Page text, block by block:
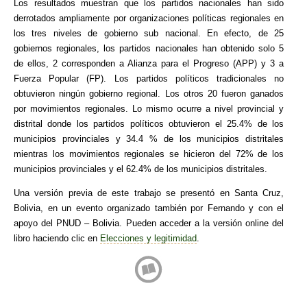
Los resultados muestran que los partidos nacionales han sido
derrotados ampliamente por organizaciones políticas regionales en
los tres niveles de gobierno sub nacional. En efecto, de 25
gobiernos regionales, los partidos nacionales han obtenido solo 5
de ellos, 2 corresponden a Alianza para el Progreso (APP) y 3 a
Fuerza Popular (FP). Los partidos políticos tradicionales no
obtuvieron ningún gobierno regional. Los otros 20 fueron ganados
por movimientos regionales. Lo mismo ocurre a nivel provincial y
distrital donde los partidos políticos obtuvieron el 25.4% de los
municipios provinciales y 34.4 % de los municipios distritales
mientras los movimientos regionales se hicieron del 72% de los
municipios provinciales y el 62.4% de los municipios distritales.
Una versión previa de este trabajo se presentó en Santa Cruz,
Bolivia, en un evento organizado también por Fernando y con el
apoyo del PNUD – Bolivia. Pueden acceder a la versión online del
libro haciendo clic en Elecciones y legitimidad.